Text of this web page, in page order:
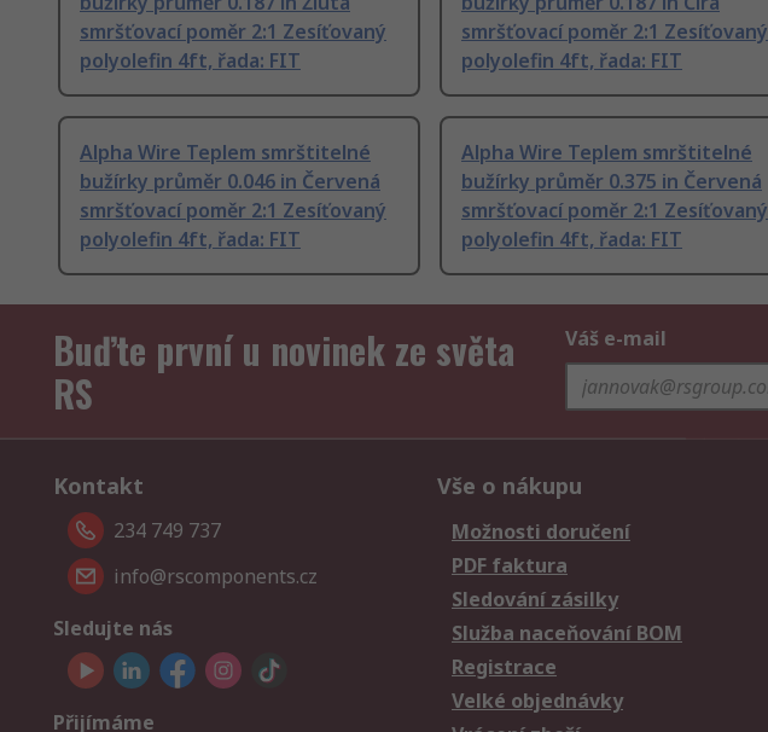
smršťovací poměr 2:1 Zesíťovaný
polyolefin 4ft, řada: FIT
smršťovací poměr 2:1 Zesíťovaný
polyolefin 4ft, řada: FIT
Alpha Wire Teplem smrštitelné
bužírky průměr 0.046 in Červená
smršťovací poměr 2:1 Zesíťovaný
polyolefin 4ft, řada: FIT
Alpha Wire Teplem smrštitelné
bužírky průměr 0.375 in Červená
smršťovací poměr 2:1 Zesíťovaný
polyolefin 4ft, řada: FIT
Buďte první u novinek ze světa
RS
Váš e-mail
Kontakt
234 749 737
info@rscomponents.cz
Sledujte nás
Přijímáme
Vše o nákupu
Možnosti doručení
PDF faktura
Sledování zásilky
Služba naceňování BOM
Registrace
Velké objednávky